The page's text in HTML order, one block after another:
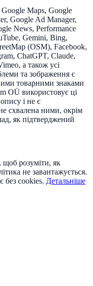
Maps, Google
Google Ad Manager,
News, Performance
Gemini, Bing,
(OSM), Facebook,
ChatGPT, Claude,
а також усі
та зображення є
товарними знаками
OÜ використовує ці
і не є
схвалена ними, окрім
як підтверджений
розуміти, як
не завантажується.
без cookies. Детальніше